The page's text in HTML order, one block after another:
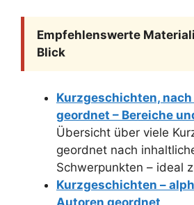
Empfehlenswerte
Blick
Kurzgeschichten, nach
geordnet – Bereiche
Übersicht über viele
geordnet nach
Schwerpunkten – ideal
Kurzgeschichten –
Autoren geordnet